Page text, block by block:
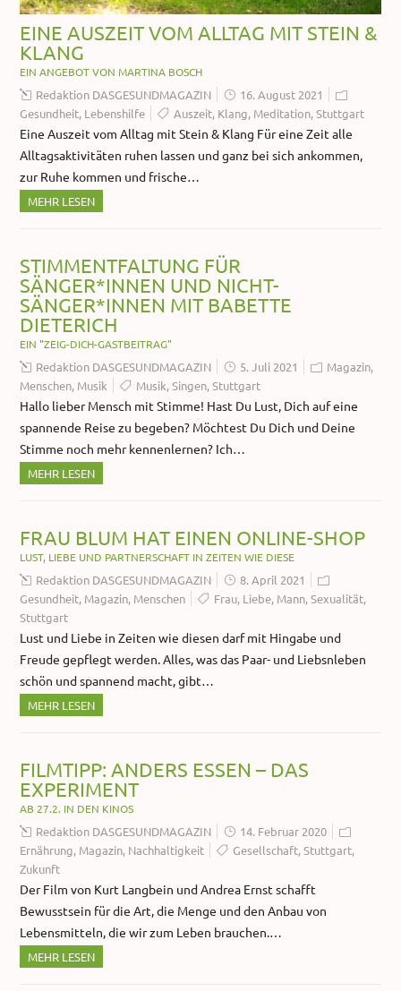
EINE AUSZEIT VOM ALLTAG MIT STEIN &
KLANG
EIN ANGEBOT VON MARTINA BOSCH
Redaktion DASGESUNDMAGAZIN
16. August 2021
Gesundheit, Lebenshilfe Auszeit, Klang, Meditation,Stuttgart
Eine Auszeit vom Alltag mit Stein & Klang Für eine Zeit alle
Alltagsaktivitäten ruhen lassen und ganz bei sich ankommen,
zur Ruhe kommen und frische…
MEHR LESEN
STIMMENTFALTUNG FÜR
SÄNGER*INNEN UND NICHT-
SÄNGER*INNEN MIT BABETTE
DIETERICH
EIN "ZEIG-DICH-GASTBEITRAG"
Redaktion DASGESUNDMAGAZIN 5. Juli 2021 Magazin,
Menschen, Musik Musik,Singen,Stuttgart
Hallo lieber Mensch mit Stimme! Hast Du Lust, Dich auf eine
spannende Reise zu begeben? Möchtest Du Dich und Deine
Stimme noch mehr kennenlernen? Ich…
MEHR LESEN
FRAU BLUM HAT EINEN ONLINE-SHOP
LUST, LIEBE UND PARTNERSCHAFT IN ZEITEN WIE DIESE
Redaktion DASGESUNDMAGAZIN
8. April 2021
Gesundheit, Magazin, Menschen Frau, Liebe, Mann,Sexualität,
Stuttgart
Lust und Liebe in Zeiten wie diesen darf mit Hingabe und
Freude gepflegt werden. Alles, was das Paar- und Liebsnleben
schön und spannend macht, gibt…
MEHR LESEN
FILMTIPP: ANDERS ESSEN – DAS
EXPERIMENT
AB 27.2. IN DEN KINOS
Redaktion DASGESUNDMAGAZIN
14. Februar 2020
Ernährung, Magazin, Nachhaltigkeit Gesellschaft,Stuttgart,
Zukunft
Der Film von Kurt Langbein und Andrea Ernst schafft
Bewusstsein für die Art, die Menge und den Anbau von
Lebensmitteln, die wir zum Leben brauchen.…
MEHR LESEN